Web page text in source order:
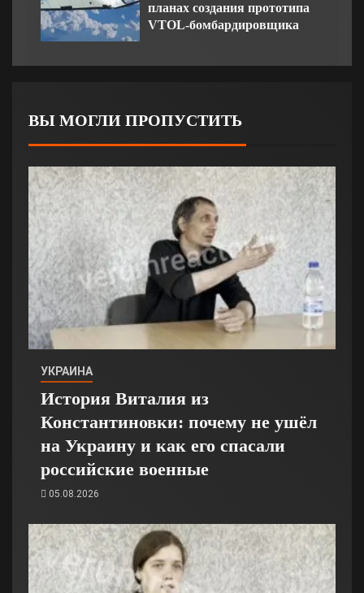
планах создания прототипа
VTOL-бомбардировщика
ВЫ МОГЛИ ПРОПУСТИТЬ
УКРАИНА
История Виталия из
Константиновки: почему не ушёл
на Украину и как его спасали
российские военные
05.08.2026